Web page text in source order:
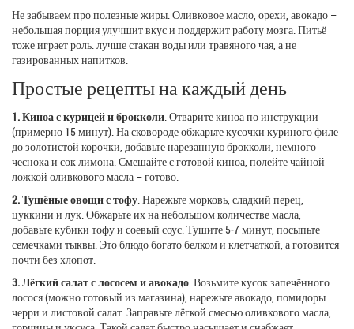
Не забываем про полезные жиры. Оливковое масло, орехи, авокадо –
небольшая порция улучшит вкус и поддержит работу мозга. Питьё
тоже играет роль: лучше стакан воды или травяного чая, а не
газированных напитков.
Простые рецепты на каждый день
1. Киноа с курицей и брокколи . Отварите киноа по инструкции
(примерно 15 минут). На сковороде обжарьте кусочки куриного филе
до золотистой корочки, добавьте нарезанную брокколи, немного
чеснока и сок лимона. Смешайте с готовой киноа, полейте чайной
ложкой оливкового масла – готово.
2. Тушёные овощи с тофу . Нарежьте морковь, сладкий перец,
цуккини и лук. Обжарьте их на небольшом количестве масла,
добавьте кубики тофу и соевый соус. Тушите 5‑7 минут, посыпьте
семечками тыквы. Это блюдо богато белком и клетчаткой, а готовится
почти без хлопот.
3. Лёгкий салат с лососем и авокадо . Возьмите кусок запечённого
лосося (можно готовый из магазина), нарежьте авокадо, помидоры
черри и листовой салат. Заправьте лёгкой смесью оливкового масла,